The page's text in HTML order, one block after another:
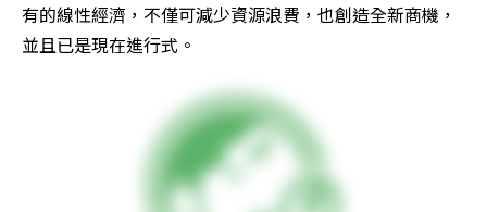
有的線性經濟，不僅可減少資源浪費，也創造全新商機，
並且已是現在進行式。